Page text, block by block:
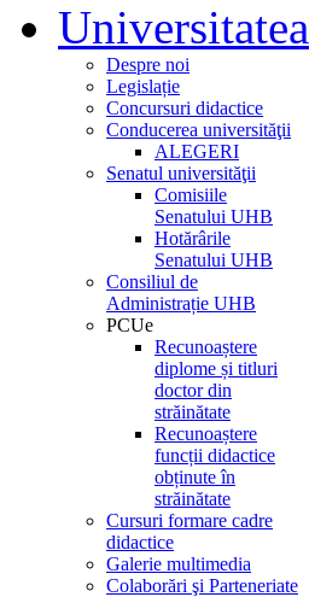
Universitatea
Despre noi
Legislație
Concursuri didactice
Conducerea universităţii
ALEGERI
Senatul universităţii
Comisiile
Senatului UHB
Hotărârile
Senatului UHB
Consiliul de
Administrație UHB
PCUe
Recunoaștere
diplome și titluri
doctor din
străinătate
Recunoaștere
funcții didactice
obținute în
străinătate
Cursuri formare cadre
didactice
Galerie multimedia
Colaborări şi Parteneriate